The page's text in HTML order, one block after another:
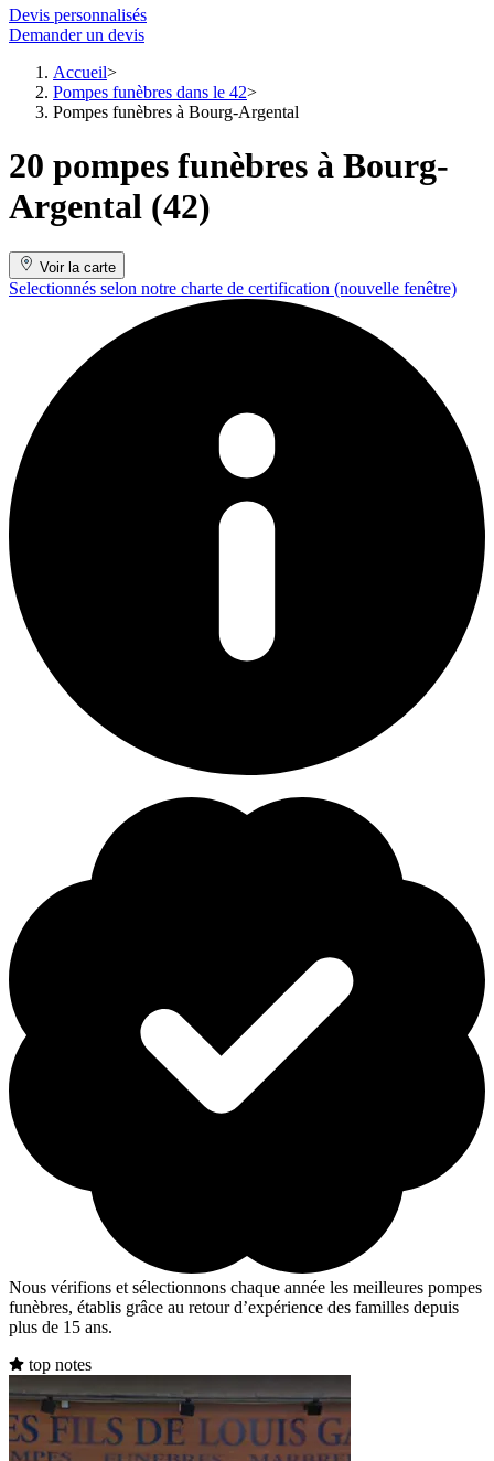
Devis personnalisés
Demander un devis
Accueil
Pompes funèbres dans le 42
Pompes funèbres à Bourg-Argental
20 pompes funèbres à Bourg-
Argental (42)
Voir la carte
Selectionnés selon notre charte de certification (nouvelle fenêtre)
Nous vérifions et sélectionnons chaque année les meilleures pompes
funèbres, établis grâce au retour d’expérience des familles depuis
plus de 15 ans.
top notes